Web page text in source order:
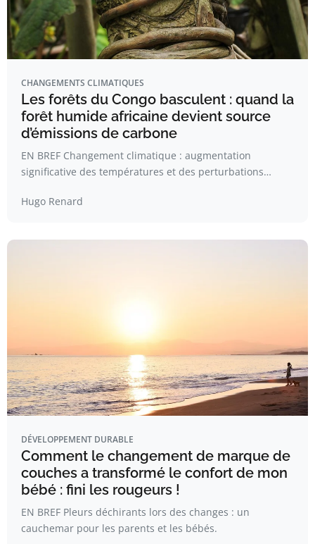
CHANGEMENTS CLIMATIQUES
Les forêts du Congo basculent : quand la
forêt humide africaine devient source
d’émissions de carbone
EN BREF Changement climatique : augmentation
significative des températures et des perturbations…
Hugo Renard
DÉVELOPPEMENT DURABLE
Comment le changement de marque de
couches a transformé le confort de mon
bébé : fini les rougeurs !
EN BREF Pleurs déchirants lors des changes : un
cauchemar pour les parents et les bébés.